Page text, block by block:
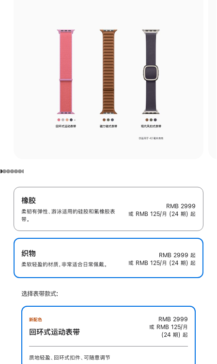
橡胶
柔韧有弹性、游泳适用的硅胶和氟橡胶表
带。
RMB 2999
或 RMB 125/月 (24 期) 起
织物
柔软轻盈的材质，非常适合日常佩戴。
RMB 2999 起
或 RMB 125/月 (24 期) 起
选择表带款式:
新配色
回环式运动表带
RMB 2999
或 RMB 125/月
(24 期) 起
质地轻盈、回环式扣件、可随意调节